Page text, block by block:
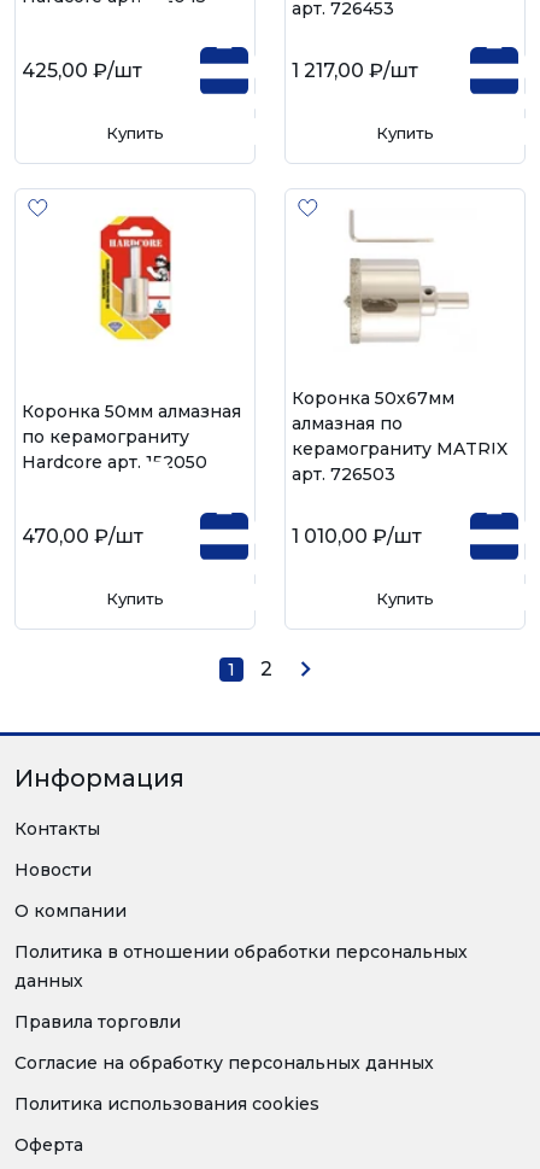
425,00 ₽/шт
Купить
арт. 726453
1 217,00 ₽/шт
Купить
Коронка 50мм алмазная
по керамограниту
Hardcore арт. 152050
470,00 ₽/шт
Купить
Коронка 50х67мм
алмазная по
керамограниту MATRIX
арт. 726503
1 010,00 ₽/шт
Купить
1 2
Информация
Контакты
Новости
О компании
Политика в отношении обработки персональных
данных
Правила торговли
Согласие на обработку персональных данных
Политика использования cookies
Оферта